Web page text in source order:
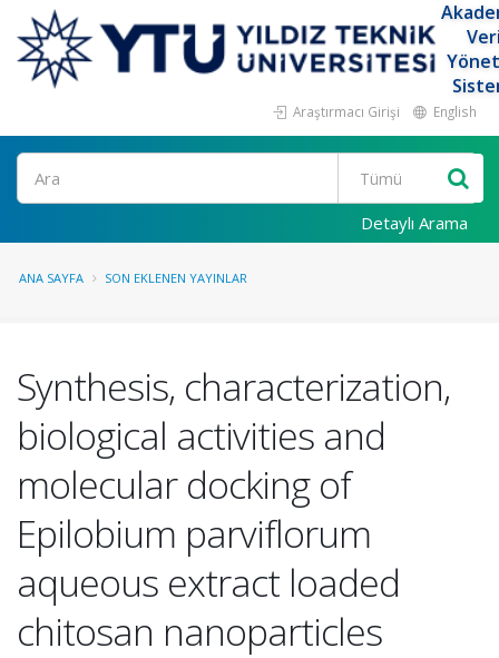
Araştırmacı Girişi English
Ara
Detaylı Arama
ANA SAYFA SON EKLENEN YAYINLAR
Synthesis, characterization,
biological activities and
molecular docking of
Epilobium parviflorum
aqueous extract loaded
chitosan nanoparticles